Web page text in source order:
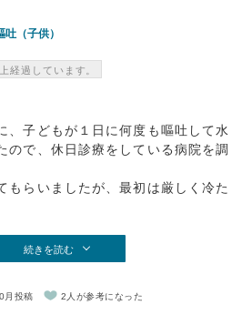
（子供）
経過しています。
、子どもが１日に何度も嘔吐して水
ので、休日診療をしている病院を調
もらいましたが、最初は厳しく冷た
続きを読む
月投稿 2人が参考になった